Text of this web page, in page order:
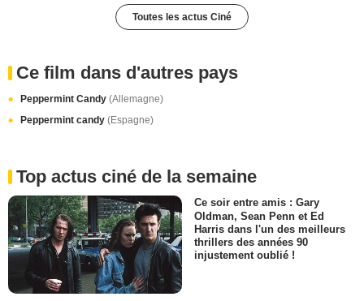
Toutes les actus Ciné
Ce film dans d'autres pays
Peppermint Candy (Allemagne)
Peppermint candy (Espagne)
Top actus ciné de la semaine
Ce soir entre amis : Gary
Oldman, Sean Penn et Ed
Harris dans l'un des meilleurs
thrillers des années 90
injustement oublié !